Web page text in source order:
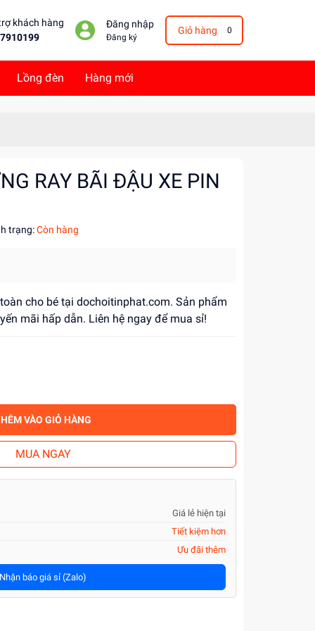
khách hàng
Đăng nhập
Đăng ký
Giỏ hàng 0
Lồng đèn Hàng mới
RAY BÃI ĐẬU XE PIN
trạng:Còn hàng
cho bé tại dochoitinphat.com. Sản phẩm
mãi hấp dẫn. Liên hệ ngay để mua sỉ!
VÀO GIỎ HÀNG
MUA NGAY
Giá lẻ hiện tại
Tiết kiệm hơn
Ưu đãi thêm
Nhận báo giá sỉ (Zalo)